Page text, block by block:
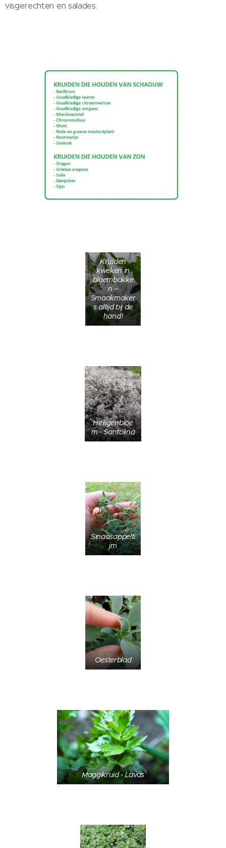
visgerechten en salades.
Kruiden
kweken in
bloembakke
n –
Smaakmaker
s altijd bij de
hand!
Heiligenbloe
m - Santolina
Sinaasappelti
jm
Oesterblad
Maggikruid - Lavas